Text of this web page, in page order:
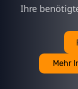
Ihre
Mehr